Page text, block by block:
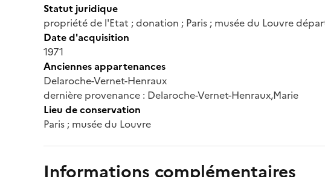
Statut juridique
propriété de l'Etat ; donation ; Paris ; musée du Louvre
Date d'acquisition
1971
Anciennes appartenances
Delaroche-Vernet-Henraux
dernière provenance : Delaroche-Vernet-Henraux,Marie
Lieu de conservation
Paris ; musée du Louvre
Informations complémentaires